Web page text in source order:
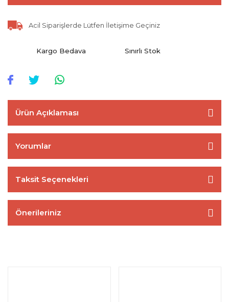
Acil Siparişlerde Lütfen İletişime Geçiniz
Kargo Bedava Sınırlı Stok
Ürün Açıklaması
Yorumlar
Taksit Seçenekleri
Önerileriniz